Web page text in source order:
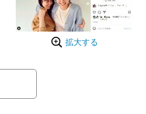
拡大する